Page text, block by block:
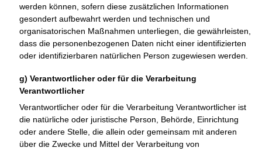
werden können, sofern diese zusätzlichen Informationen
gesondert aufbewahrt werden und technischen und
organisatorischen Maßnahmen unterliegen, die gewährleisten,
dass die personenbezogenen Daten nicht einer identifizierten
oder identifizierbaren natürlichen Person zugewiesen werden.
g) Verantwortlicher oder für die Verarbeitung
Verantwortlicher
Verantwortlicher oder für die Verarbeitung Verantwortlicher ist
die natürliche oder juristische Person, Behörde, Einrichtung
oder andere Stelle, die allein oder gemeinsam mit anderen
über die Zwecke und Mittel der Verarbeitung von